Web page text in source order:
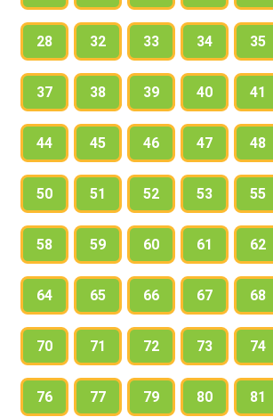
28 32 33 34 35
37 38 39 40 41
44 45 46 47 48
50 51 52 53 55
58 59 60 61 62
64 65 66 67 68
70 71 72 73 74
76 77 79 80 81